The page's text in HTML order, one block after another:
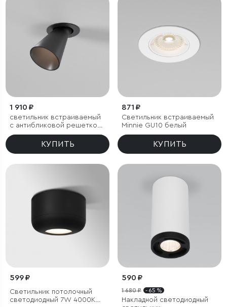
1 910 ₽
светильник встраиваемый
с антибликовой решеткой
Bell 8W 3000K черный
КУПИТЬ
871 ₽
Светильник встраиваемый
Minnie GU10 белый
КУПИТЬ
599 ₽
Светильник потолочный
светодиодный 7W 4000K
590 ₽
1 680 ₽ - 65 %
Накладной светодиодный